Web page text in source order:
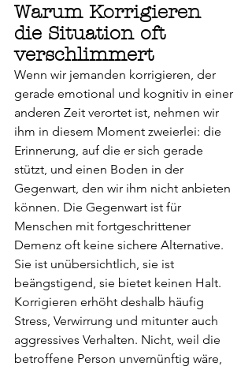
Warum Korrigieren
die Situation oft
verschlimmert
Wenn wir jemanden korrigieren, der
gerade emotional und kognitiv in einer
anderen Zeit verortet ist, nehmen wir
ihm in diesem Moment zweierlei: die
Erinnerung, auf die er sich gerade
stützt, und einen Boden in der
Gegenwart, den wir ihm nicht anbieten
können. Die Gegenwart ist für
Menschen mit fortgeschrittener
Demenz oft keine sichere Alternative.
Sie ist unübersichtlich, sie ist
beängstigend, sie bietet keinen Halt.
Korrigieren erhöht deshalb häufig
Stress, Verwirrung und mitunter auch
aggressives Verhalten. Nicht, weil die
betroffene Person unvernünftig wäre,